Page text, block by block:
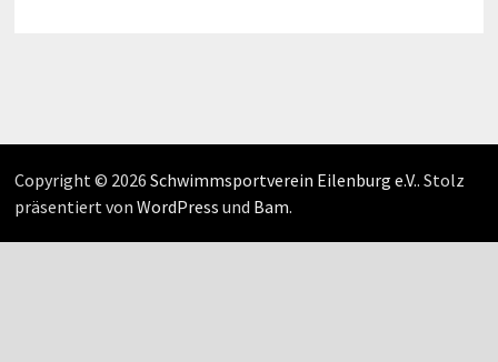
Copyright © 2026 Schwimmsportverein Eilenburg e.V.. Stolz
präsentiert von WordPress und Bam.